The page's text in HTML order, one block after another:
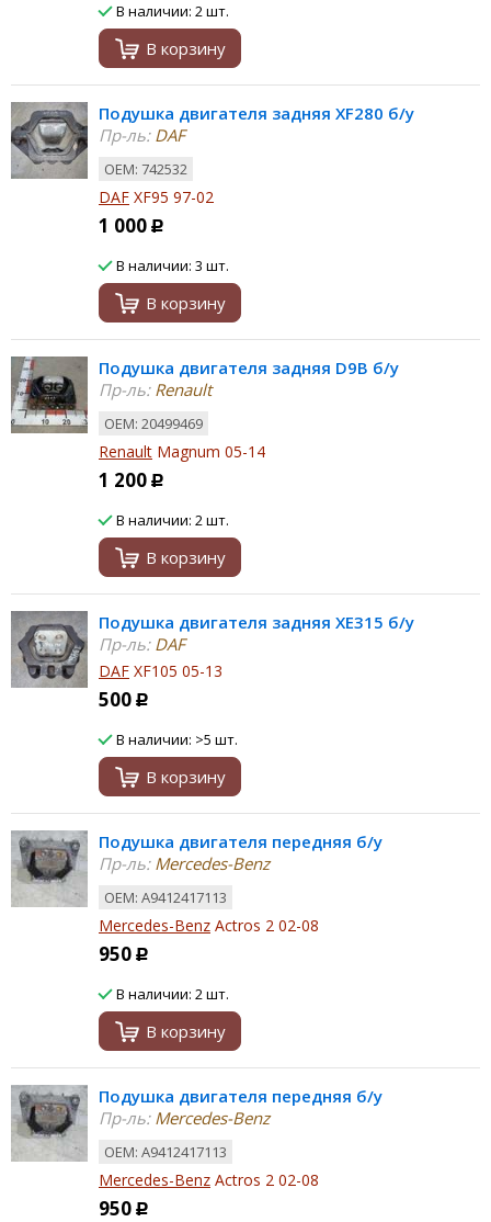
В наличии: 2 шт.
В корзину
Подушка двигателя задняя XF280 б/у
Пр-ль:DAF
ОЕМ: 742532
DAF XF95 97-02
1 000 Р
В наличии: 3 шт.
В корзину
Подушка двигателя задняя D9B б/у
Пр-ль:Renault
ОЕМ: 20499469
Renault Magnum 05-14
1 200 Р
В наличии: 2 шт.
В корзину
Подушка двигателя задняя XE315 б/у
Пр-ль:DAF
DAF XF105 05-13
500 Р
В наличии: >5 шт.
В корзину
Подушка двигателя передняя б/у
Пр-ль:Mercedes-Benz
ОЕМ: A9412417113
Mercedes-Benz Actros 2 02-08
950 Р
В наличии: 2 шт.
В корзину
Подушка двигателя передняя б/у
Пр-ль:Mercedes-Benz
ОЕМ: A9412417113
Mercedes-Benz Actros 2 02-08
950 Р